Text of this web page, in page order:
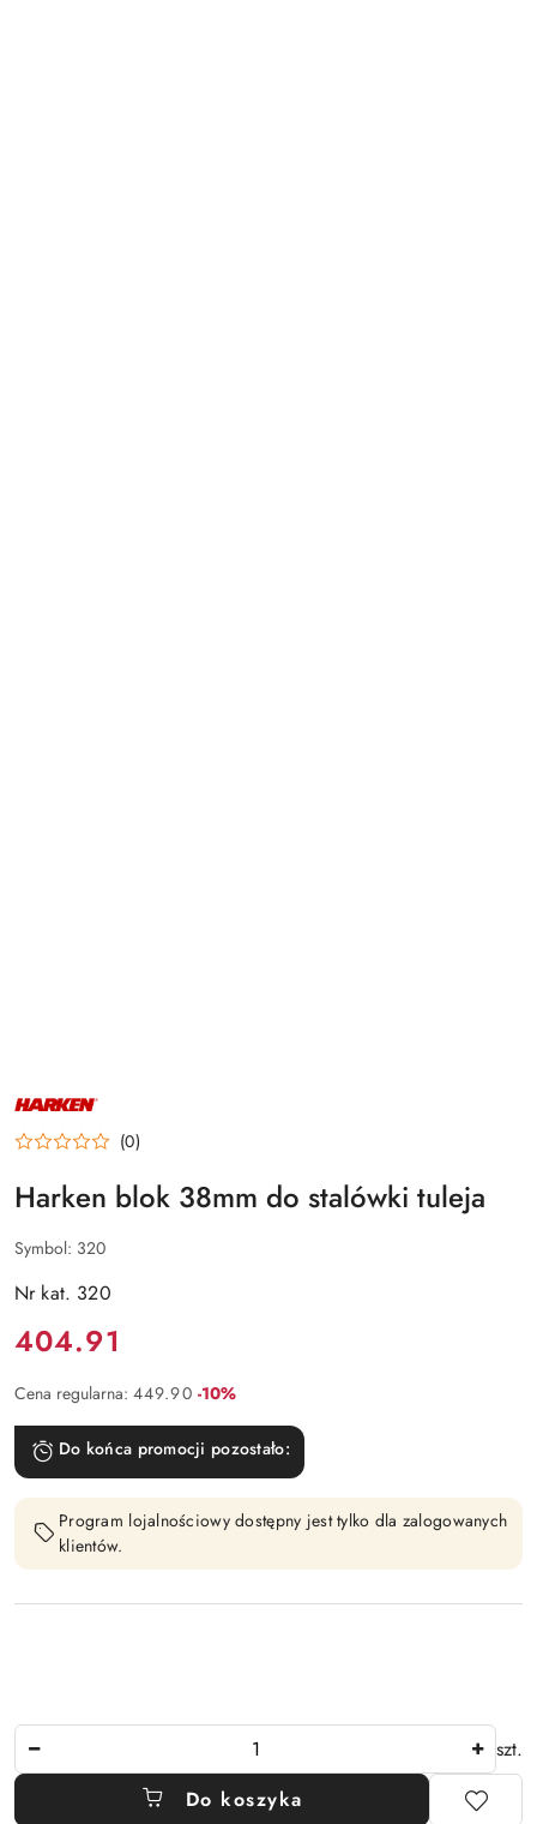
NAZWA
PRODUCENTA:
HARKEN (0)
Harken blok 38mm do stalówki tuleja
Symbol: 320
Nr kat. 320
Cena:
404.91
Cena regularna: 449.90 Rabat:
-10%
Do końca promocji pozostało:
Program lojalnościowy dostępny jest tylko dla zalogowanych
klientów.
szt.
Do koszyka